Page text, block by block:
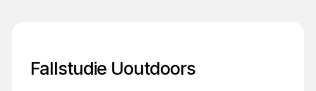
Fallstudie Uoutdoors